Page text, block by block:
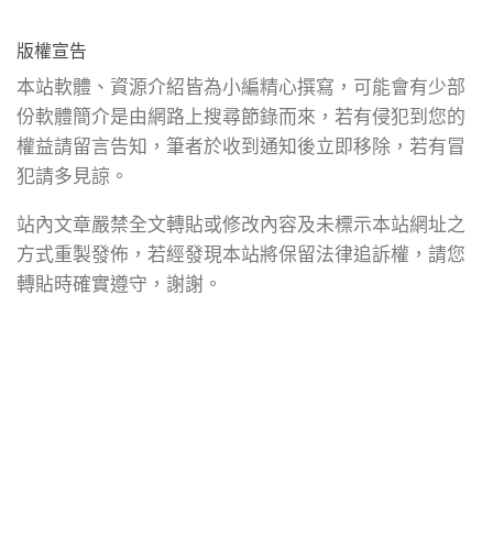
版權宣告
本站軟體、資源介紹皆為小編精心撰寫，可能會有少部
份軟體簡介是由網路上搜尋節錄而來，若有侵犯到您的
權益請留言告知，筆者於收到通知後立即移除，若有冒
犯請多見諒。
站內文章嚴禁全文轉貼或修改內容及未標示本站網址之
方式重製發佈，若經發現本站將保留法律追訴權，請您
轉貼時確實遵守，謝謝。